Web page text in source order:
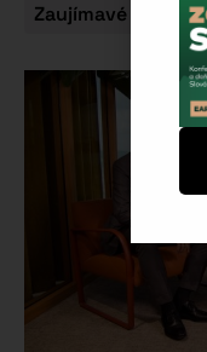
Zaujímavé témy